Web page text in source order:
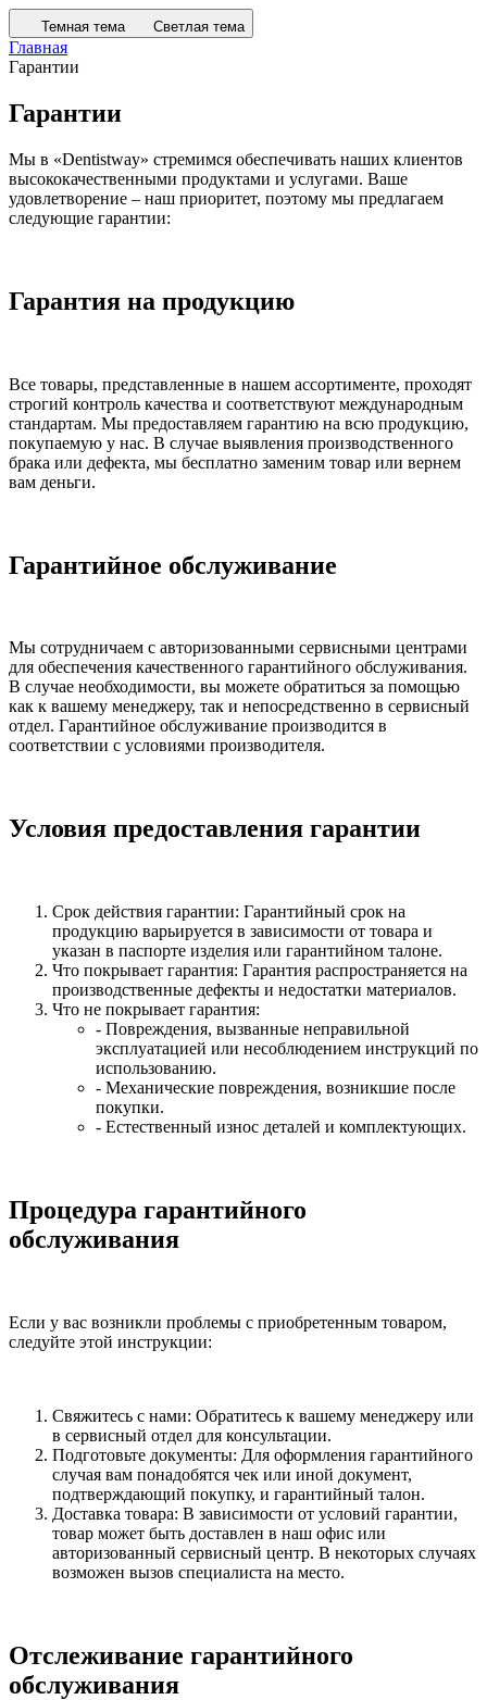
Темная тема Светлая тема
Главная
Гарантии
Гарантии
Мы в «Dentistway» стремимся обеспечивать наших клиентов
высококачественными продуктами и услугами. Ваше
удовлетворение – наш приоритет, поэтому мы предлагаем
следующие гарантии:
Гарантия на продукцию
Все товары, представленные в нашем ассортименте, проходят
строгий контроль качества и соответствуют международным
стандартам. Мы предоставляем гарантию на всю продукцию,
покупаемую у нас. В случае выявления производственного
брака или дефекта, мы бесплатно заменим товар или вернем
вам деньги.
Гарантийное обслуживание
Мы сотрудничаем с авторизованными сервисными центрами
для обеспечения качественного гарантийного обслуживания.
В случае необходимости, вы можете обратиться за помощью
как к вашему менеджеру, так и непосредственно в сервисный
отдел. Гарантийное обслуживание производится в
соответствии с условиями производителя.
Условия предоставления гарантии
Срок действия гарантии: Гарантийный срок на
продукцию варьируется в зависимости от товара и
указан в паспорте изделия или гарантийном талоне.
Что покрывает гарантия: Гарантия распространяется на
производственные дефекты и недостатки материалов.
Что не покрывает гарантия:
- Повреждения, вызванные неправильной
эксплуатацией или несоблюдением инструкций по
использованию.
- Механические повреждения, возникшие после
покупки.
- Естественный износ деталей и комплектующих.
Процедура гарантийного
обслуживания
Если у вас возникли проблемы с приобретенным товаром,
следуйте этой инструкции:
Свяжитесь с нами: Обратитесь к вашему менеджеру или
в сервисный отдел для консультации.
Подготовьте документы: Для оформления гарантийного
случая вам понадобятся чек или иной документ,
подтверждающий покупку, и гарантийный талон.
Доставка товара: В зависимости от условий гарантии,
товар может быть доставлен в наш офис или
авторизованный сервисный центр. В некоторых случаях
возможен вызов специалиста на место.
Отслеживание гарантийного
обслуживания